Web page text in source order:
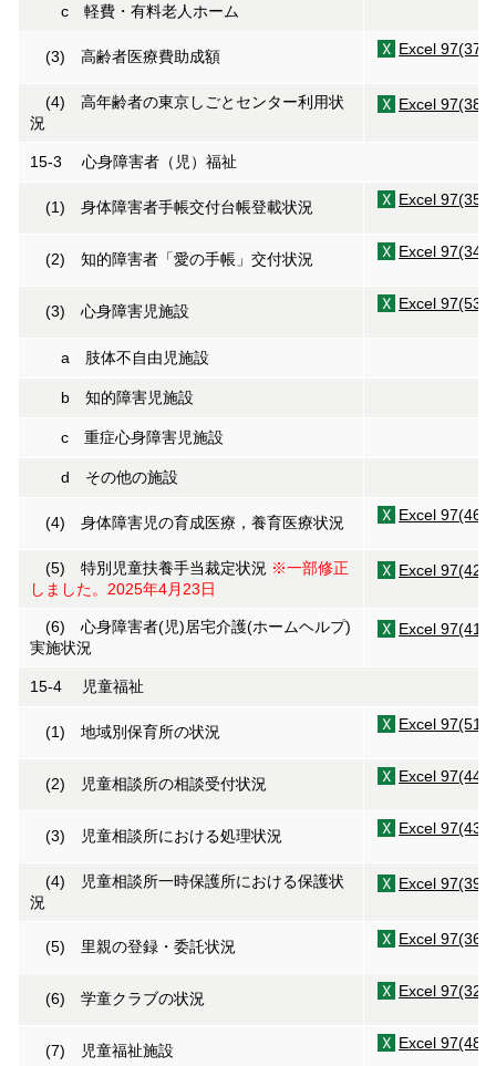
c 軽費・有料老人ホーム
(3) 高齢者医療費助成額 Excel
(4) 高年齢者の東京しごとセンター利用状
況
Excel
15-3 心身障害者（児）福祉
(1) 身体障害者手帳交付台帳登載状況 Excel
(2) 知的障害者「愛の手帳」交付状況 Excel
(3) 心身障害児施設 Excel
a 肢体不自由児施設
b 知的障害児施設
c 重症心身障害児施設
d その他の施設
(4) 身体障害児の育成医療，養育医療状況 Excel
(5) 特別児童扶養手当裁定状況 ※一部修正
しました。2025年4月23日
Excel
(6) 心身障害者(児)居宅介護(ホームヘルプ)
実施状況
Excel
15-4 児童福祉
(1) 地域別保育所の状況 Excel
(2) 児童相談所の相談受付状況 Excel
(3) 児童相談所における処理状況 Excel
(4) 児童相談所一時保護所における保護状
況
Excel
(5) 里親の登録・委託状況 Excel
(6) 学童クラブの状況 Excel
(7) 児童福祉施設 Excel